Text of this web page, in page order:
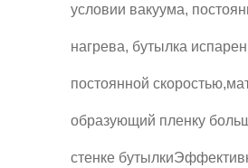
условии вакуума,
нагрева, бутылка
постоянной
образующий пленку
стенке